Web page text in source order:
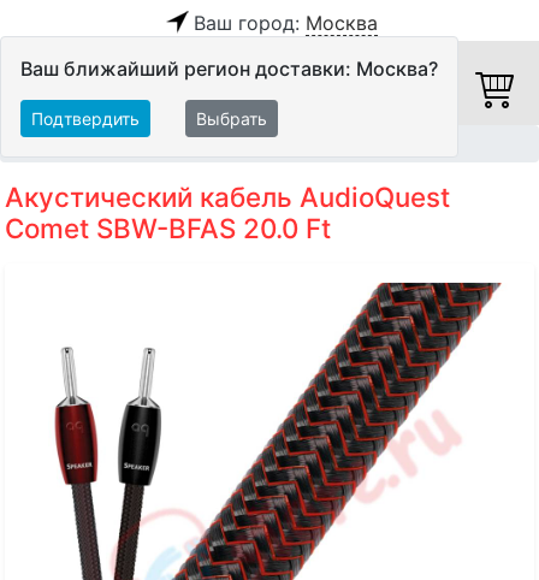
Ваш город: Москва
Ваш ближайший регион доставки: Москва?
Подтвердить Выбрать
Акустический кабель AudioQuest
Comet SBW-BFAS 20.0 Ft